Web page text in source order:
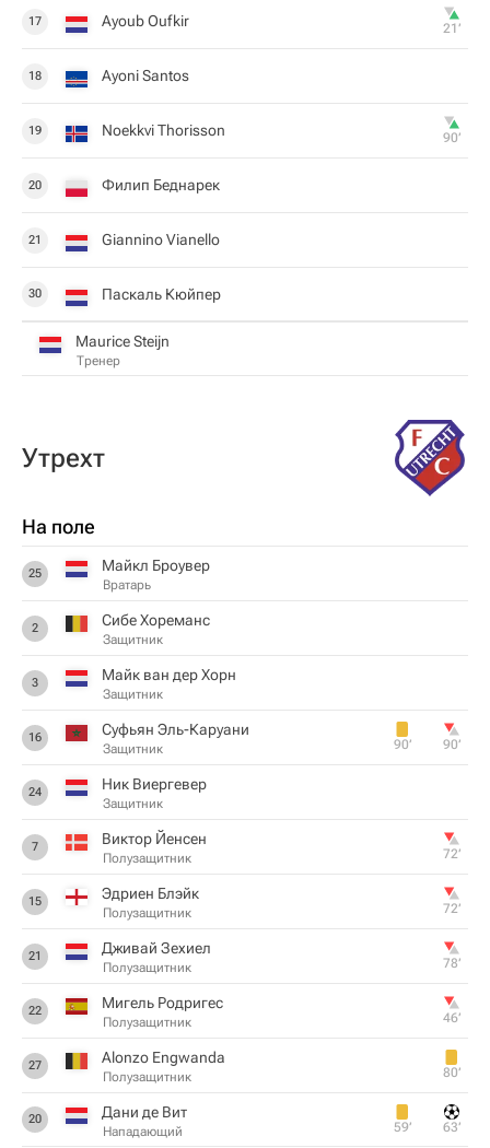
17 Ayoub Oufkir 21‎’‎
18 Ayoni Santos
19 Noekkvi Thorisson 90‎’‎
20 Филип Беднарек
21 Giannino Vianello
30 Паскаль Кюйпер
Maurice Steijn
Тренер
Утрехт
На поле
25 Майкл Броувер
Вратарь
2 Сибе Хореманс
Защитник
3 Майк ван дер Хорн
Защитник
16 Суфьян Эль-Каруани
Защитник 90‎’‎ 90‎’‎
24 Ник Виергевер
Защитник
7 Виктор Йенсен
Полузащитник 72‎’‎
15 Эдриен Блэйк
Полузащитник 72‎’‎
21 Дживай Зехиел
Полузащитник 78‎’‎
22 Мигель Родригес
Полузащитник 46‎’‎
27 Alonzo Engwanda
Полузащитник 80‎’‎
20 Дани де Вит
Нападающий 59‎’‎ 63‎’‎